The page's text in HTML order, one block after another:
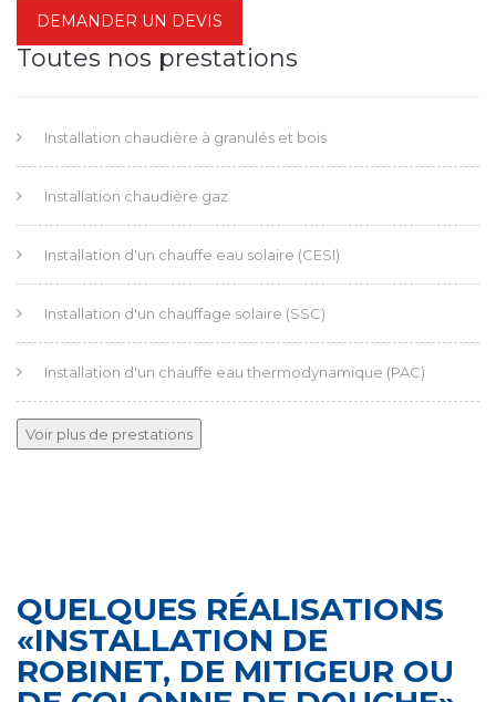
DEMANDER UN DEVIS
Toutes nos prestations
Installation chaudière à granulés et bois
Installation chaudière gaz
Installation d'un chauffe eau solaire (CESI)
Installation d'un chauffage solaire (SSC)
Installation d'un chauffe eau thermodynamique (PAC)
Installation chaudière fioul
Production d'eau chaude sanitaire
Circuit de chauffage central
Voir plus de prestations
QUELQUES RÉALISATIONS
«INSTALLATION DE
ROBINET, DE MITIGEUR OU